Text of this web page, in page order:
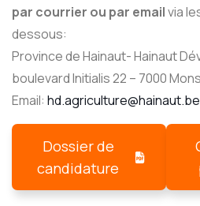
par courrier ou par emailvia
dessous:
Province de Hainaut- Hainaut
boulevard Initialis 22 – 7000 Mons
Email: hd.agriculture@hainaut.be
Dossier de
candidature